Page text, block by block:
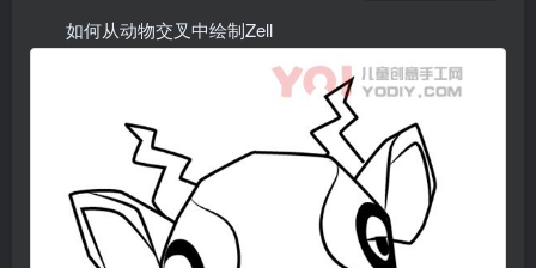
如何从动物交叉中绘制Zell